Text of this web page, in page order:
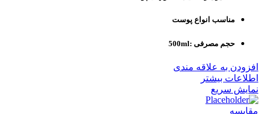
مناسب انواع پوست
حجم مصرفی :500ml
افزودن به علاقه مندی
اطلاعات بیشتر
نمایش سریع
مقايسه